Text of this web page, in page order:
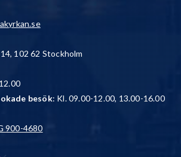
102 62 Stockholm
besök: Kl. 09.00-12.00, 13.00-16.00
900-4680